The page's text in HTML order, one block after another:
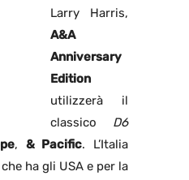
Larry Harris,
A&A
Anniversary
Edition
utilizzerà il
classico D6
, & Pacific. L’Italia
ha gli USA e per la